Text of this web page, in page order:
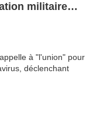
militaire